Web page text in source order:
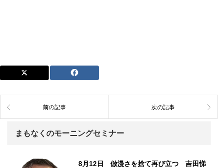
前の記事 次の記事
まもなくのモーニングセミナー
8月12日 倣漫さを捨て再び立つ 吉田悌